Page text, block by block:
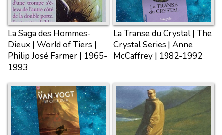
La Saga des Hommes-
Dieux | World of Tiers |
Philip José Farmer | 1965-
1993
La Transe du Crystal | The
Crystal Series | Anne
McCaffrey | 1982-1992